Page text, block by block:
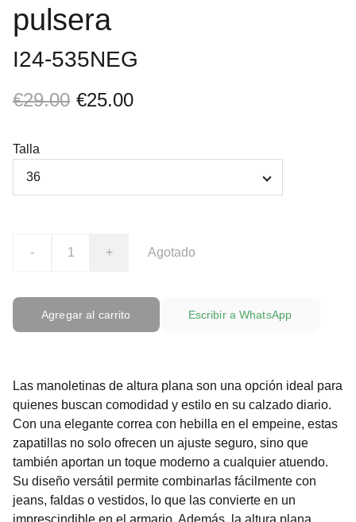
pulsera
I24-535NEG
€29.00 €25.00
Talla
- + Agotado
Agregar al carrito Escribir a WhatsApp
Las manoletinas de altura plana son una opción ideal para
quienes buscan comodidad y estilo en su calzado diario.
Con una elegante correa con hebilla en el empeine, estas
zapatillas no solo ofrecen un ajuste seguro, sino que
también aportan un toque moderno a cualquier atuendo.
Su diseño versátil permite combinarlas fácilmente con
jeans, faldas o vestidos, lo que las convierte en un
imprescindible en el armario. Además, la altura plana